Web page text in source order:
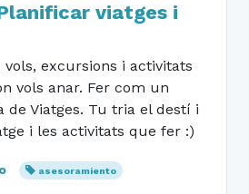
viatges i
vols, excursions i activitats
vols anar. Fer com un
de Viatges. Tu tria el destí i
i les activitats que fer :)
asesoramiento